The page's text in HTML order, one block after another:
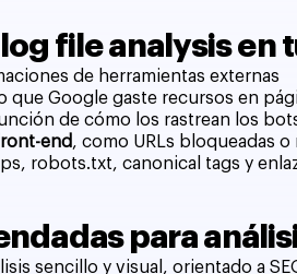
file analysis en
de herramientas externas
que Google gaste recursos en
de cómo los rastrean los
end, como URLs bloqueadas o
robots.txt, canonical tags y
para
sencillo y visual, orientado a